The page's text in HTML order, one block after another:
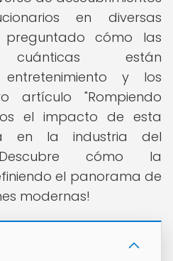
en diversas
preguntado cómo las
cuánticas están
y los
artículo "Rompiendo
el impacto de esta
en la industria del
cómo la
el panorama de
modernas!